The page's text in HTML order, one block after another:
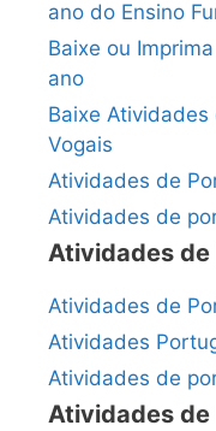
ano do Ensino
Baixe ou
ano
Baixe Atividades
Vogais
Atividades de
Atividades de
Atividades de
Atividades de
Atividades
Atividades de
Atividades de